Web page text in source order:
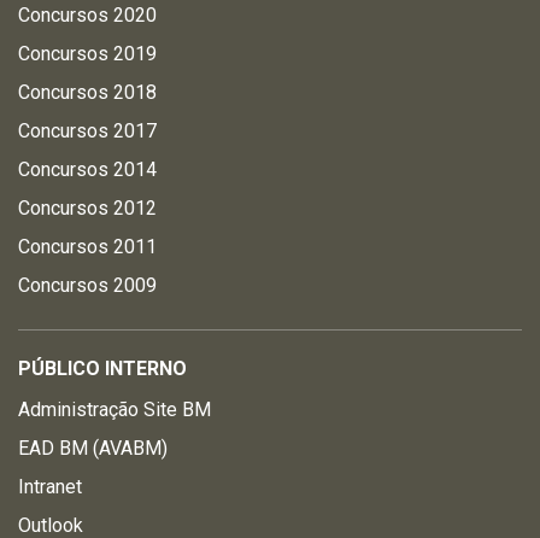
Concursos 2020
Concursos 2019
Concursos 2018
Concursos 2017
Concursos 2014
Concursos 2012
Concursos 2011
Concursos 2009
PÚBLICO INTERNO
Administração Site BM
EAD BM (AVABM)
Intranet
Outlook